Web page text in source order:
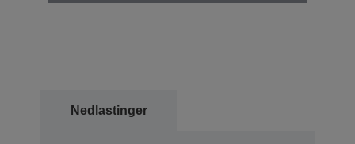
Nedlastinger